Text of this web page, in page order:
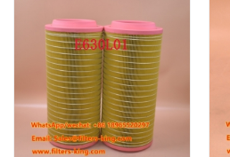
croisée 4183853 Utilisation
pour Hitachi EX100-5
EX120-5.